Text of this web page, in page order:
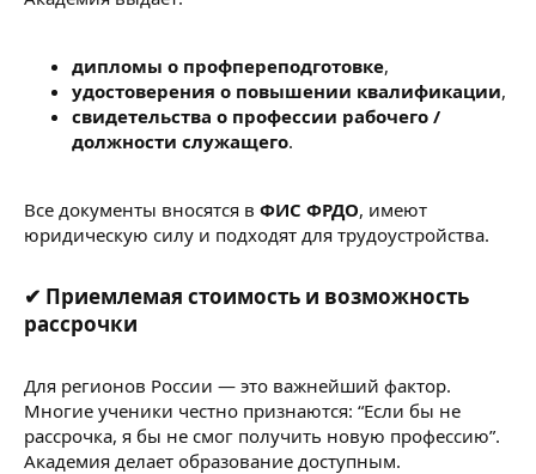
дипломы о профпереподготовке,
удостоверения о повышении квалификации,
свидетельства о профессии рабочего /
должности служащего.
Все документы вносятся в ФИС ФРДО, имеют
юридическую силу и подходят для трудоустройства.
✔ Приемлемая стоимость и возможность
рассрочки​
Для регионов России — это важнейший фактор.
Многие ученики честно признаются: “Если бы не
рассрочка, я бы не смог получить новую профессию”.
Академия делает образование доступным.